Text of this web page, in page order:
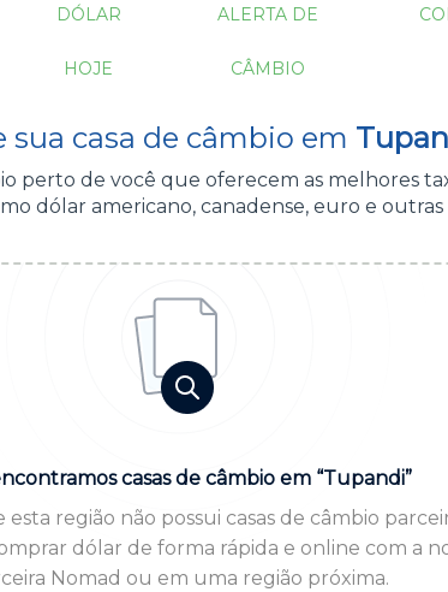
DÓLAR
HOJE
ALERTA DE
CÂMBIO
sua casa de câmbio em
perto de você que oferecem as melhores
dólar americano, canadense, euro e
casas de câmbio em “Tupandi”
esta região não possui casas de câmbio
dólar de forma rápida e online com a
Nomad ou em uma região próxima.